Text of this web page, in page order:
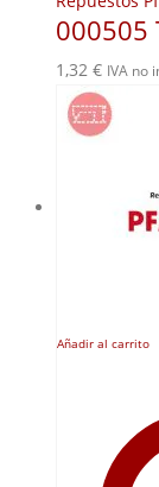
000505
1,32 € IVA no
Añadir al carrito